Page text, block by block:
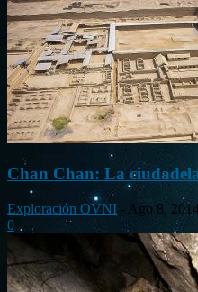
Chan Chan: La
Exploración OVNI - Ago 8,
0